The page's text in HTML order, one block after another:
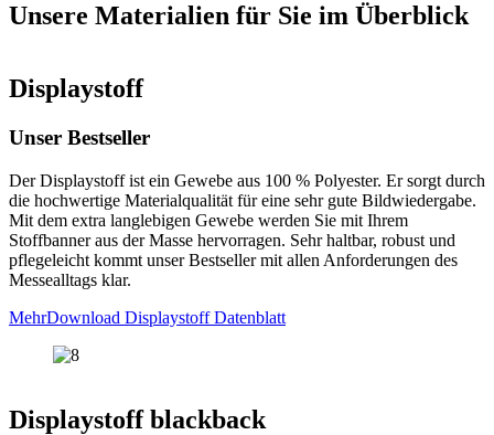
Unsere Materialien für Sie im Überblick
Displaystoff
Unser Bestseller
Der Displaystoff ist ein Gewebe aus 100 % Polyester. Er sorgt durch
die hochwertige Materialqualität für eine sehr gute Bildwiedergabe.
Mit dem extra langlebigen Gewebe werden Sie mit Ihrem
Stoffbanner aus der Masse hervorragen. Sehr haltbar, robust und
pflegeleicht kommt unser Bestseller mit allen Anforderungen des
Messealltags klar.
MehrDownload Displaystoff Datenblatt
Displaystoff blackback